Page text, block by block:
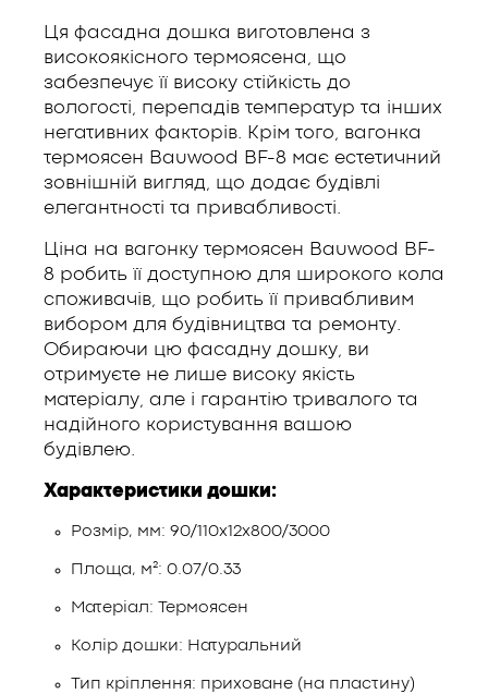
Ця фасадна дошка виготовлена з
високоякісного термоясена, що
забезпечує її високу стійкість до
вологості, перепадів температур та інших
негативних факторів. Крім того, вагонка
термоясен Bauwood BF-8 має естетичний
зовнішній вигляд, що додає будівлі
елегантності та привабливості.
Ціна на вагонку термоясен Bauwood BF-
8 робить її доступною для широкого кола
споживачів, що робить її привабливим
вибором для будівництва та ремонту.
Обираючи цю фасадну дошку, ви
отримуєте не лише високу якість
матеріалу, але і гарантію тривалого та
надійного користування вашою
будівлею.
Характеристики дошки:
Розмір, мм: 90/110х12х800/3000
Площа, м²: 0.07/0.33
Матеріал: Термоясен
Колір дошки: Натуральний
Тип кріплення: приховане (на пластину)